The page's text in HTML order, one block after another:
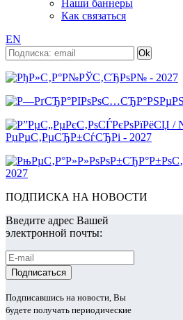
Наши баннеры
Как связаться
EN
ПОДПИСКА НА НОВОСТИ
Введите адрес Вашей
электронной почты:
Подписавшись на новости, Вы
будете получать периодические